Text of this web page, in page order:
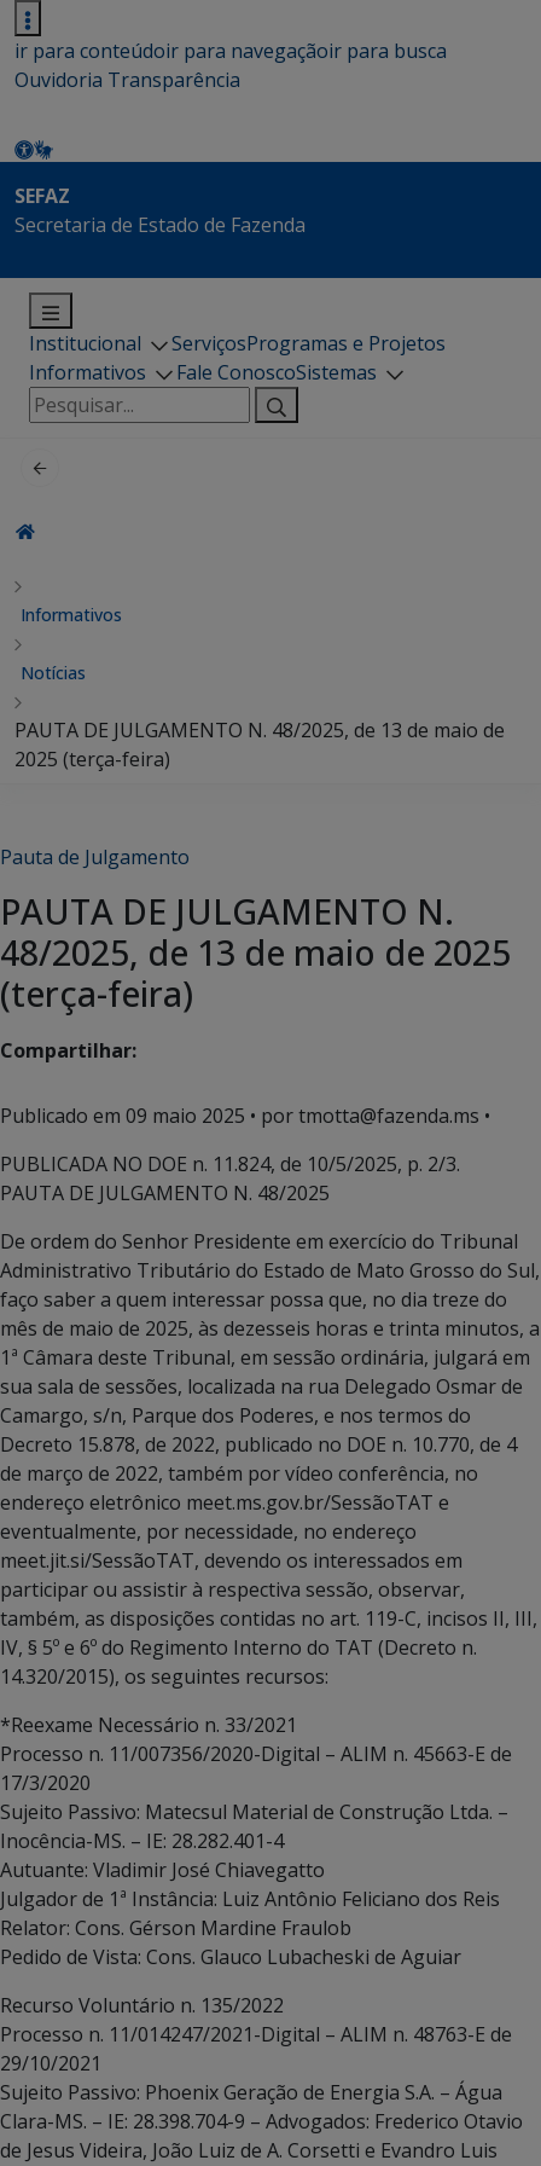
ir para conteúdoir para navegaçãoir para busca
Ouvidoria Transparência
SEFAZ
Secretaria de Estado de Fazenda
Institucional ServiçosProgramas e Projetos
Informativos
Fale ConoscoSistemas
Pesquisar
por:
Informativos
Notícias
PAUTA DE JULGAMENTO N. 48/2025, de 13 de maio de
2025 (terça-feira)
Pauta de Julgamento
PAUTA DE JULGAMENTO N.
48/2025, de 13 de maio de 2025
(terça-feira)
Compartilhar:
Publicado em 09 maio 2025 • por tmotta@fazenda.ms •
PUBLICADA NO DOE n. 11.824, de 10/5/2025, p. 2/3.
PAUTA DE JULGAMENTO N. 48/2025
De ordem do Senhor Presidente em exercício do Tribunal
Administrativo Tributário do Estado de Mato Grosso do Sul,
faço saber a quem interessar possa que, no dia treze do
mês de maio de 2025, às dezesseis horas e trinta minutos, a
1ª Câmara deste Tribunal, em sessão ordinária, julgará em
sua sala de sessões, localizada na rua Delegado Osmar de
Camargo, s/n, Parque dos Poderes, e nos termos do
Decreto 15.878, de 2022, publicado no DOE n. 10.770, de 4
de março de 2022, também por vídeo conferência, no
endereço eletrônico meet.ms.gov.br/SessãoTAT e
eventualmente, por necessidade, no endereço
meet.jit.si/SessãoTAT, devendo os interessados em
participar ou assistir à respectiva sessão, observar,
também, as disposições contidas no art. 119-C, incisos II, III,
IV, § 5º e 6º do Regimento Interno do TAT (Decreto n.
14.320/2015), os seguintes recursos:
*Reexame Necessário n. 33/2021
Processo n. 11/007356/2020-Digital – ALIM n. 45663-E de
17/3/2020
Sujeito Passivo: Matecsul Material de Construção Ltda. –
Inocência-MS. – IE: 28.282.401-4
Autuante: Vladimir José Chiavegatto
Julgador de 1ª Instância: Luiz Antônio Feliciano dos Reis
Relator: Cons. Gérson Mardine Fraulob
Pedido de Vista: Cons. Glauco Lubacheski de Aguiar
Recurso Voluntário n. 135/2022
Processo n. 11/014247/2021-Digital – ALIM n. 48763-E de
29/10/2021
Sujeito Passivo: Phoenix Geração de Energia S.A. – Água
Clara-MS. – IE: 28.398.704-9 – Advogados: Frederico Otavio
de Jesus Videira, João Luiz de A. Corsetti e Evandro Luis